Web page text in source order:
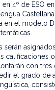
en 4º de ESO
en el modelo
serán
calificaciones
con
el grado de